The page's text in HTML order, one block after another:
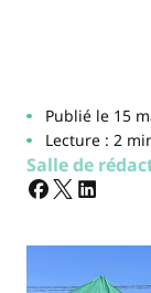
Publié le 15
Lecture : 2
Salle de